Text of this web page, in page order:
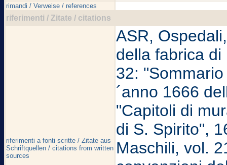
rimandi / Verweise / references
riferimenti / Zitate / citations
riferimenti a fonti scritte / Zitate aus
Schriftquellen / citations from written
sources
ASR,
della fabrica
32:
´anno 1666
"Capitoli di
di S. Spirito",
Maschili, vol.